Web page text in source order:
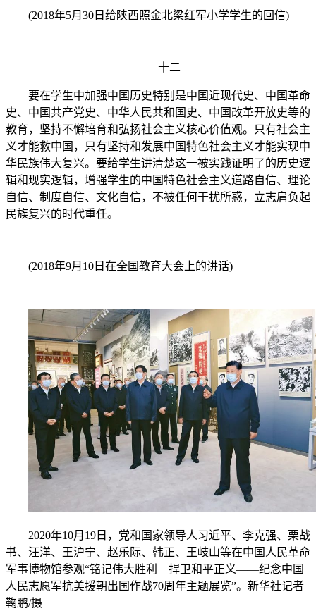
(2018年5月30日给陕西照金北梁红军小学学生的回信)
十二
要在学生中加强中国历史特别是中国近现代史、中国革命
史、中国共产党史、中华人民共和国史、中国改革开放史等的
教育，坚持不懈培育和弘扬社会主义核心价值观。只有社会主
义才能救中国，只有坚持和发展中国特色社会主义才能实现中
华民族伟大复兴。要给学生讲清楚这一被实践证明了的历史逻
辑和现实逻辑，增强学生的中国特色社会主义道路自信、理论
自信、制度自信、文化自信，不被任何干扰所惑，立志肩负起
民族复兴的时代重任。
(2018年9月10日在全国教育大会上的讲话)
2020年10月19日，党和国家领导人习近平、李克强、栗战
书、汪洋、王沪宁、赵乐际、韩正、王岐山等在中国人民革命
军事博物馆参观“铭记伟大胜利 捍卫和平正义——纪念中国
人民志愿军抗美援朝出国作战70周年主题展览”。新华社记者
鞠鹏/摄